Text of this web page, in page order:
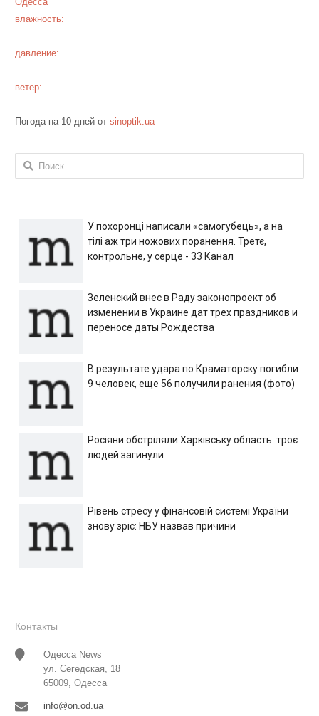
влажность:
давление:
ветер:
Погода на 10 дней от sinoptik.ua
Найти:
У похоронці написали «самогубець», а на
тілі аж три ножових поранення. Третє,
контрольне, у серце - 33 Канал
Зеленский внес в Раду законопроект об
изменении в Украине дат трех праздников и
переносе даты Рождества
В результате удара по Краматорску погибли
9 человек, еще 56 получили ранения (фото)
Росіяни обстріляли Харківську область: троє
людей загинули
Рівень стресу у фінансовій системі України
знову зріс: НБУ назвав причини
Контакты
Одесса News
ул. Сегедская, 18
65009, Одесса
info@on.od.ua